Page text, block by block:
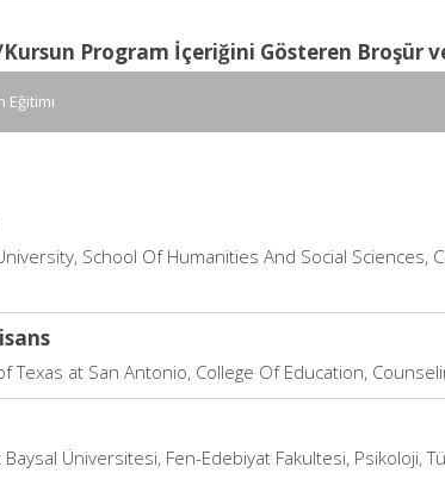
Program İçeriğini Gösteren Broşür
Eğitimi
School Of Humanities And Social
Texas at San Antonio, College Of Education,
Üniversitesi, Fen-Edebiyat Fakultesi, Psikoloji,